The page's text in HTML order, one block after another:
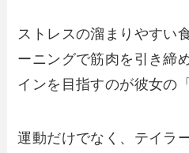
ストレスの溜まりやすい
ーニングで筋肉を引き締
インを目指すのが彼女の
運動だけでなく、テイラ